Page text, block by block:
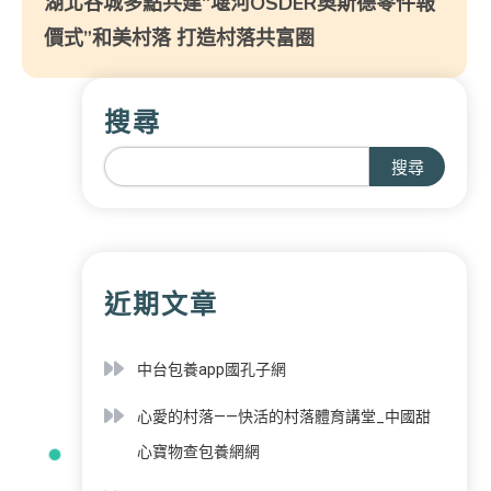
價式”和美村落 打造村落共富圈
搜尋
搜尋
近期文章
中台包養app國孔子網
心愛的村落——快活的村落體育講堂_中國甜
心寶物查包養網網